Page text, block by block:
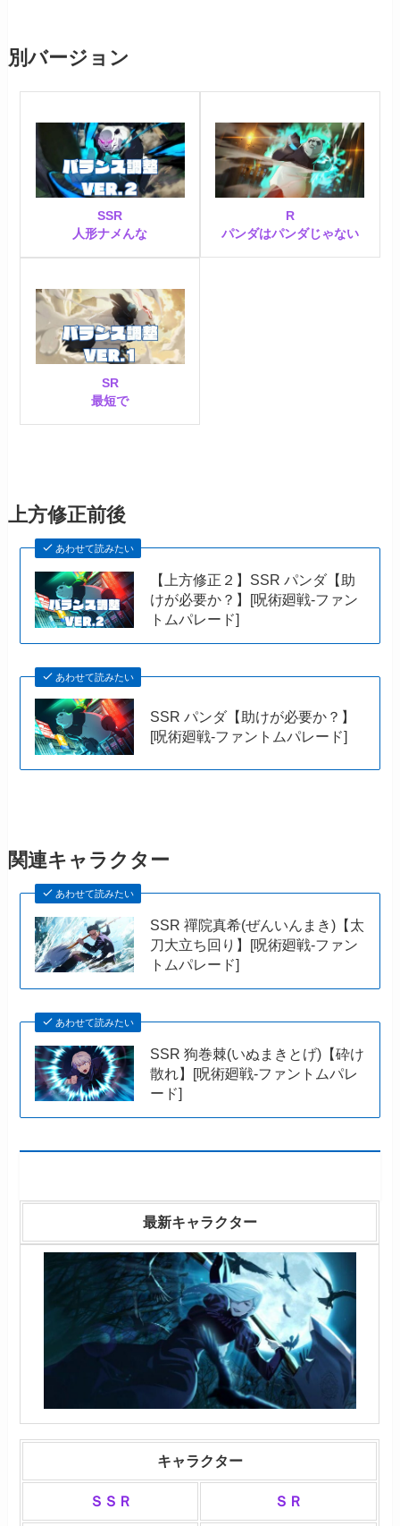
別バージョン
SSR
人形ナメんな
R
パンダはパンダじゃない
SR
最短で
上方修正前後
あわせて読みたい
【上方修正２】SSR パンダ【助
けが必要か？】[呪術廻戦-ファン
トムパレード]
あわせて読みたい
SSR パンダ【助けが必要か？】
[呪術廻戦-ファントムパレード]
関連キャラクター
あわせて読みたい
SSR 禪院真希(ぜんいんまき)【太
刀大立ち回り】[呪術廻戦-ファン
トムパレード]
あわせて読みたい
SSR 狗巻棘(いぬまきとげ)【砕け
散れ】[呪術廻戦-ファントムパレ
ード]
最新キャラクター
キャラクター
ＳＳＲ ＳＲ